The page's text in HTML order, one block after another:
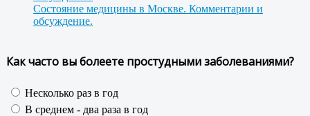
Состояние медицины в Москве. Комментарии и
обсуждение.
Как часто вы болеете простудными заболеваниями?
Несколько раз в год
В среднем - два раза в год